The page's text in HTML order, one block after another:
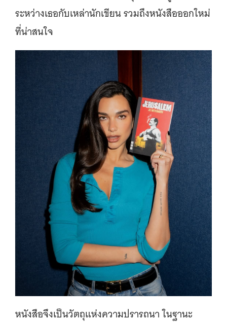
ระหว่างเธอกับเหล่านักเขียน รวมถึงหนังสือออกใหม่
ที่น่าสนใจ
หนังสือจึงเป็นวัตถุแห่งความปรารถนา ในฐานะ